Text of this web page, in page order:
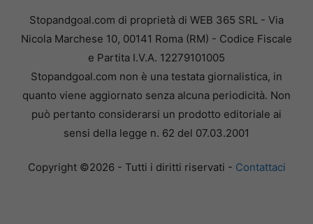
Stopandgoal.com di proprietà di WEB 365 SRL - Via
Nicola Marchese 10, 00141 Roma (RM) - Codice Fiscale
e Partita I.V.A. 12279101005
Stopandgoal.com non è una testata giornalistica, in
quanto viene aggiornato senza alcuna periodicità. Non
può pertanto considerarsi un prodotto editoriale ai
sensi della legge n. 62 del 07.03.2001
Copyright ©2026 - Tutti i diritti riservati - Contattaci